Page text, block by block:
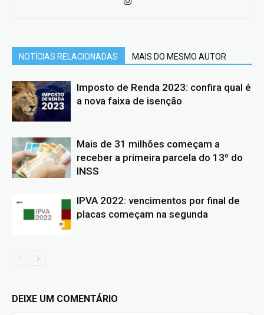
NOTÍCIAS RELACIONADAS MAIS DO MESMO AUTOR
Imposto de Renda 2023: confira qual é
a nova faixa de isenção
Mais de 31 milhões começam a
receber a primeira parcela do 13º do
INSS
IPVA 2022: vencimentos por final de
placas começam na segunda
DEIXE UM COMENTÁRIO